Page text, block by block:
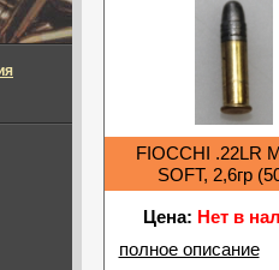
FIOCCHI .22LR
SOFT, 2,6гр
Цена: Нет в
полное описание